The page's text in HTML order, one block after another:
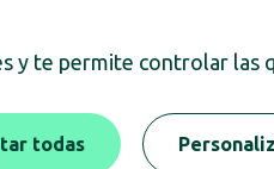
y te permite controlar las
todas